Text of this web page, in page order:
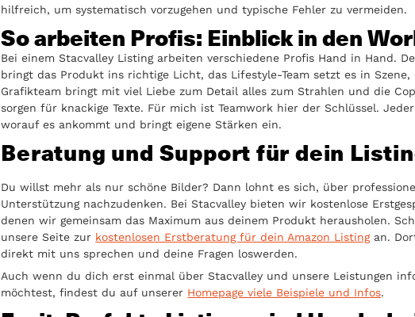
hilfreich, um systematisch vorzugehen und typische Fehler zu vermeiden.
So arbeiten Profis: Einblick in den
Bei einem Stacvalley Listing arbeiten verschiedene Profis Hand in Hand.
bringt das Produkt ins richtige Licht, das Lifestyle-Team setzt es in Szene,
Grafikteam bringt mit viel Liebe zum Detail alles zum Strahlen und die
sorgen für knackige Texte. Für mich ist Teamwork hier der Schlüssel.
worauf es ankommt und bringt eigene Stärken ein.
Beratung und Support für dein
Du willst mehr als nur schöne Bilder? Dann lohnt es sich, über
Unterstützung nachzudenken. Bei Stacvalley bieten wir kostenlose
denen wir gemeinsam das Maximum aus deinem Produkt herausholen.
unsere Seite zur kostenlosen Erstberatung für dein Amazon Listingan.
direkt mit uns sprechen und deine Fragen loswerden.
Auch wenn du dich erst einmal über Stacvalley und unsere Leistungen
möchtest, findest du auf unserer Homepage viele Beispiele und Infos.